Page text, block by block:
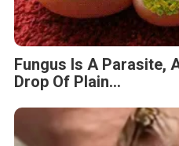
Fungus Is A Parasite,
Drop Of Plain...